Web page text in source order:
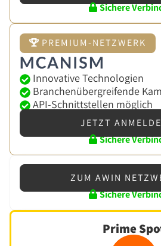
Sichere
PREMIUM-NETZWERK
Innovative Technologien
Branchenübergreifende
API-Schnittstellen möglich
JETZT
Sichere
ZUM AWIN
Sichere
Prime